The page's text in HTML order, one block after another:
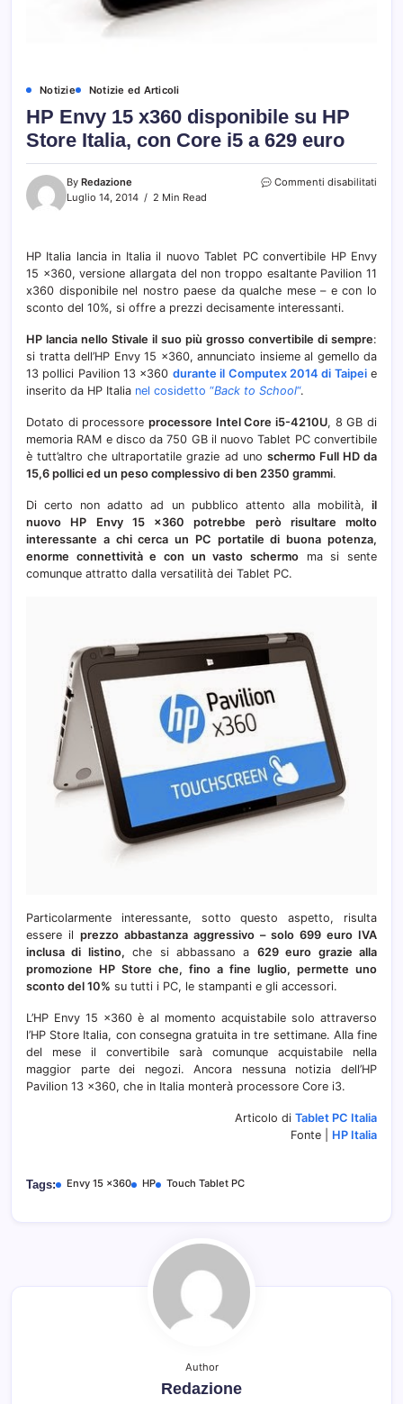
Notizie Notizie ed Articoli
HP Envy 15 x360 disponibile su HP
Store Italia, con Core i5 a 629 euro
By Redazione
Luglio 14, 2014
2 Min Read
Commenti disabilitati
i5
a
HP Italia lancia in Italia il nuovo Tablet PC convertibile HP Envy
15 x360, versione allargata del non troppo esaltante Pavilion 11
x360 disponibile nel nostro paese da qualche mese – e con lo
sconto del 10%, si offre a prezzi decisamente interessanti.
HP lancia nello Stivale il suo più grosso convertibile di sempre:
si tratta dell’HP Envy 15 x360, annunciato insieme al gemello da
13 pollici Pavilion 13 x360 durante il Computex 2014 di Taipeie
inserito da HP Italia nel cosidetto “Back to School“.
Dotato di processore processore Intel Core i5-4210U, 8 GB di
memoria RAM e disco da 750 GB il nuovo Tablet PC convertibile
è tutt’altro che ultraportatile grazie ad uno schermo Full HD da
15,6 pollici ed un peso complessivo di ben 2350 grammi.
Di certo non adatto ad un pubblico attento alla mobilità, il
nuovo HP Envy 15 x360 potrebbe però risultare molto
interessante a chi cerca un PC portatile di buona potenza,
enorme connettività e con un vasto schermo ma si sente
comunque attratto dalla versatilità dei Tablet PC.
Particolarmente interessante, sotto questo aspetto, risulta
essere il prezzo abbastanza aggressivo – solo 699 euro IVA
inclusa di listino, che si abbassano a 629 euro grazie alla
promozione HP Store che, fino a fine luglio, permette uno
sconto del 10% su tutti i PC, le stampanti e gli accessori.
L’HP Envy 15 x360 è al momento acquistabile solo attraverso
l’HP Store Italia, con consegna gratuita in tre settimane. Alla fine
del mese il convertibile sarà comunque acquistabile nella
maggior parte dei negozi. Ancora nessuna notizia dell’HP
Pavilion 13 x360, che in Italia monterà processore Core i3.
Articolo di Tablet PC Italia
Fonte | HP Italia
Tags: Envy 15 x360 HP Touch Tablet PC
Author
Redazione